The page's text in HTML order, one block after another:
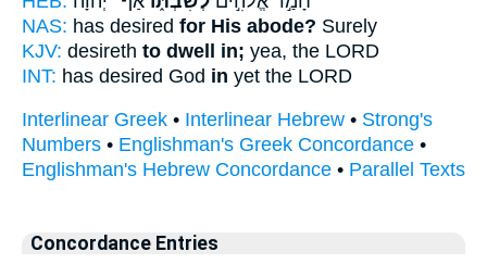
NAS: has desired for His abode? Surely
KJV: desireth to dwell in; yea, the LORD
INT: has desired God in yet the LORD
Interlinear Greek • Interlinear Hebrew • Strong's
Numbers • Englishman's Greek Concordance •
Englishman's Hebrew Concordance • Parallel Texts
Concordance Entries